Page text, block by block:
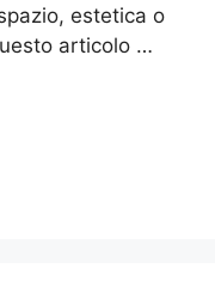
estetica o
articolo …